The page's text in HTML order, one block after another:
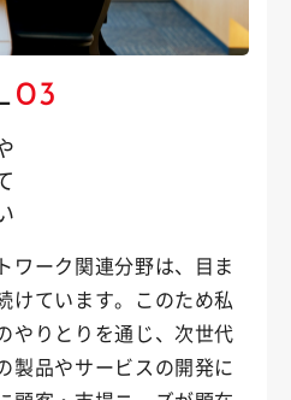
03
ワーク関連分野は、目ま
けています。このため私
やりとりを通じ、次世代
製品やサービスの開発に